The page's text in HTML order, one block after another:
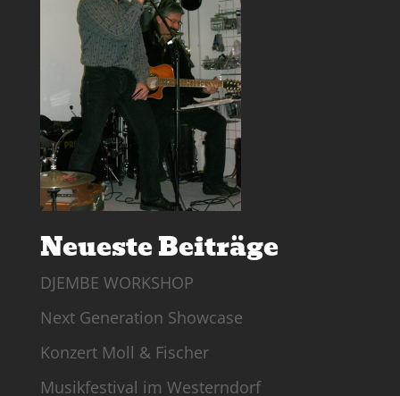
Neueste Beiträge
DJEMBE WORKSHOP
Next Generation Showcase
Konzert Moll & Fischer
Musikfestival im Westerndorf